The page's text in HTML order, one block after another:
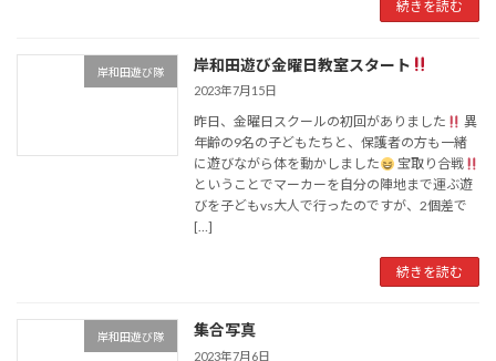
続きを読む
岸和田遊び隊 岸和田遊び金曜日教室スタート
2023年7月15日
昨日、金曜日スクールの初回がありました
異
年齢の9名の子どもたちと、保護者の方も一緒
に遊びながら体を動かしました
宝取り合戦
ということでマーカーを自分の陣地まで運ぶ遊
びを子どもvs大人で行ったのですが、2個差で
[…]
続きを読む
岸和田遊び隊 集合写真
2023年7月6日